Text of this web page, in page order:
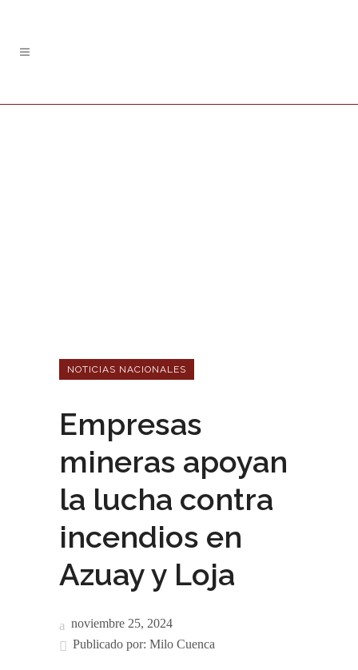
NOTICIAS NACIONALES
Empresas
mineras apoyan
la lucha contra
incendios en
Azuay y Loja
noviembre 25, 2024
Publicado por: Milo Cuenca